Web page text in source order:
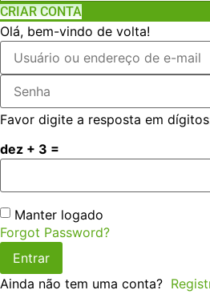
CRIAR CONTA
Olá, bem-vindo de volta!
Favor digite a resposta em
dez + 3 =
Manter logado
Forgot Password?
Entrar
Ainda não tem uma conta?